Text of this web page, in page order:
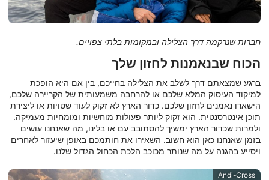
חברות שנרקמה דרך הצלילה ובמקומות בלתי צפויים.
הכוח שבנאמנות לחזון שלך
ברגע שמצאתם דרך לשלב את הצלילה בחייכם, בין אם היא הופכת
למיקוד העיסוק המלא שלכם או להרחבה משמעותית של הקריירה שלכם,
הישארו נאמנים לחזון שלכם. כדור הארץ לא זקוק לעוד שטויות או ליצירת
תוכן אינטרסנטית. הוא זקוק ליותר פעולות מוחשיות ומומחיות מעמיקה.
ולמרות שכדור הארץ ימשיך להסתובב עם או בלינו, מה שאנחנו עושים
בזמן שאנחנו כאן הוא חשוב. השאירו את חותמכם באופן שיעזור לאחרים
ויסייע בהגנה על מה שנותר מכוכב הלכת הכחול הגדול שלנו.
Andi-Cross